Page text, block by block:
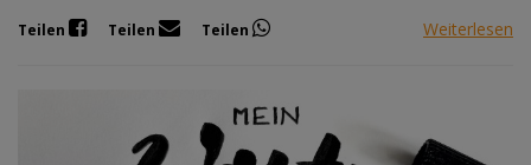
Teilen Teilen Teilen Weiterlesen